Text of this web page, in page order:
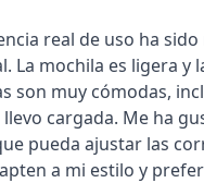
real de uso ha
La mochila es ligera y
son muy cómodas,
cargada. Me ha
pueda ajustar las
a mi estilo y